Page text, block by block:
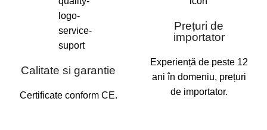
Calitate si garantie
Certificate conform CE.
Prețuri de
importator
Experiență de peste 12
ani în domeniu, prețuri
de importator.